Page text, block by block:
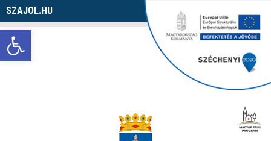
Eszköztár megnyitása
SZAJOL.HU